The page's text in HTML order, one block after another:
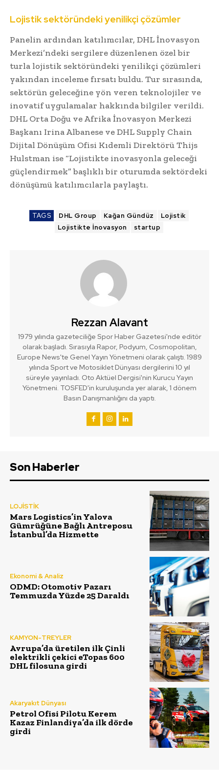
Lojistik sektöründeki yenilikçi çözümler
Panelin ardından katılımcılar, DHL İnovasyon
Merkezi’ndeki sergilere düzenlenen özel bir
turla lojistik sektöründeki yenilikçi çözümleri
yakından inceleme fırsatı buldu. Tur sırasında,
sektörün geleceğine yön veren teknolojiler ve
inovatif uygulamalar hakkında bilgiler verildi.
DHL Orta Doğu ve Afrika İnovasyon Merkezi
Başkanı Irina Albanese ve DHL Supply Chain
Dijital Dönüşüm Ofisi Kıdemli Direktörü Thijs
Hulstman ise “Lojistikte inovasyonla geleceği
güçlendirmek” başlıklı bir oturumda sektördeki
dönüşümü katılımcılarla paylaştı.
TAGS DHL Group Kağan Gündüz
Lojistik
Lojistikte İnovasyon
startup
Rezzan Alavant
1979 yılında gazeteciliğe Spor Haber Gazetesi'nde editör
olarak başladı. Sırasıyla Rapor, Podyum, Cosmopolitan,
Europe News'te Genel Yayın Yönetmeni olarak çalıştı. 1989
yılında Sport ve Motosiklet Dünyası dergilerini 10 yıl
süreyle yayınladı. Oto Aktüel Dergisi'nin Kurucu Yayın
Yönetmeni. TOSFED'in kuruluşunda yer alarak, 1 dönem
Basın Danışmanlığını da yaptı.
Son Haberler
LOJİSTİK
Mars Logistics’in Yalova
Gümrüğüne Bağlı Antreposu
İstanbul’da Hizmette
Ekonomi & Analiz
ODMD: Otomotiv Pazarı
Temmuzda Yüzde 25 Daraldı
KAMYON-TREYLER
Avrupa’da üretilen ilk Çinli
elektrikli çekici eTopas 600
DHL filosuna girdi
Akaryakıt Dünyası
Petrol Ofisi Pilotu Kerem
Kazaz Finlandiya’da ilk dörde
girdi